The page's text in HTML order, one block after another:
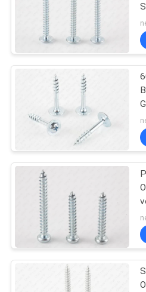
FABRIEKSREIS
CONTACTEER
ONS
NIEUWS
VERZOEK
OM EEN